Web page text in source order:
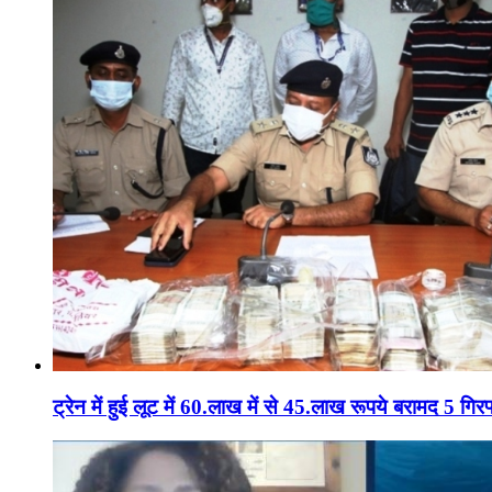
ट्रेन में हुई लूट में 60.लाख में से 45.लाख रूपये बरामद 5